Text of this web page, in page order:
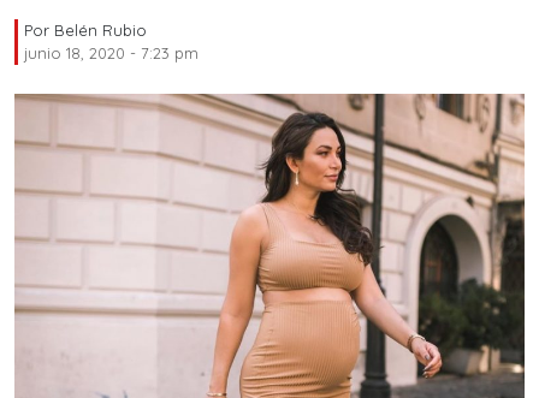
Por Belén Rubio
junio 18, 2020 - 7:23 pm